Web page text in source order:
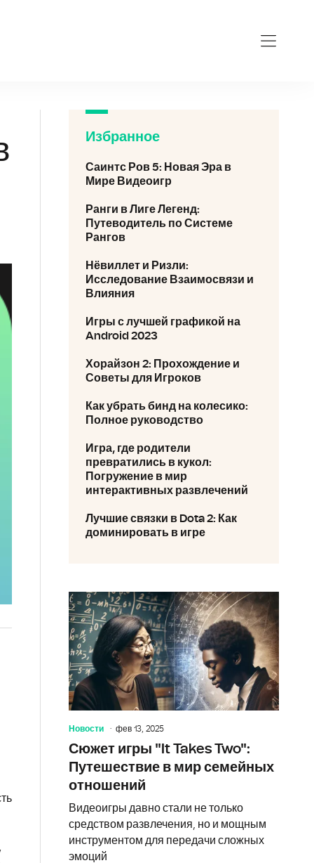
Избранное
Саинтс Ров 5: Новая Эра в
Мире Видеоигр
Ранги в Лиге Легенд:
Путеводитель по Системе
Рангов
Нёвиллет и Ризли:
Исследование Взаимосвязи и
Влияния
Игры с лучшей графикой на
Android 2023
Хорайзон 2: Прохождение и
Советы для Игроков
Как убрать бинд на колесико:
Полное руководство
Игра, где родители
превратились в кукол:
Погружение в мир
интерактивных развлечений
Лучшие связки в Dota 2: Как
доминировать в игре
Новости фев 13, 2025
Сюжет игры "It Takes Two":
Путешествие в мир семейных
отношений
Видеоигры давно стали не только
средством развлечения, но и мощным
инструментом для передачи сложных
эмоций